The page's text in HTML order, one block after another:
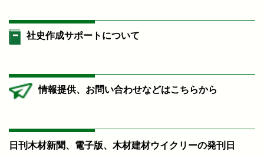
社史作成サポートについて
情報提供、お問い合わせなどはこちらから
日刊木材新聞、電子版、木材建材ウイクリーの発刊日